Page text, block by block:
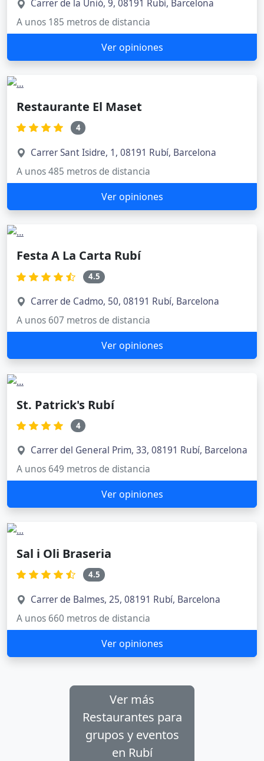
Carrer de la Unió, 9, 08191 Rubí, Barcelona
A unos 185 metros de distancia
Ver opiniones
Restaurante El Maset
4
Carrer Sant Isidre, 1, 08191 Rubí, Barcelona
A unos 485 metros de distancia
Ver opiniones
Festa A La Carta Rubí
4.5
Carrer de Cadmo, 50, 08191 Rubí, Barcelona
A unos 607 metros de distancia
Ver opiniones
St. Patrick's Rubí
4
Carrer del General Prim, 33, 08191 Rubí, Barcelona
A unos 649 metros de distancia
Ver opiniones
Sal i Oli Braseria
4.5
Carrer de Balmes, 25, 08191 Rubí, Barcelona
A unos 660 metros de distancia
Ver opiniones
Ver más
Restaurantes para
grupos y eventos
en Rubí